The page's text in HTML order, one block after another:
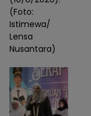
(Foto:
Istimewa/
Lensa
Nusantara)